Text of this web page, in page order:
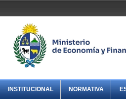
INSTITUCIONAL NORMATIVA